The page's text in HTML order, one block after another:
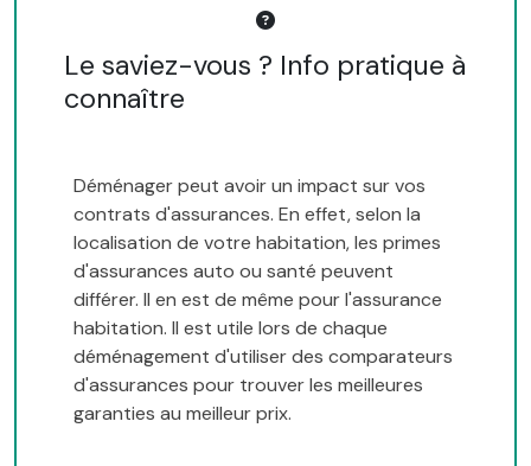
Le saviez-vous ? Info pratique à
connaître
Déménager peut avoir un impact sur vos
contrats d'assurances. En effet, selon la
localisation de votre habitation, les primes
d'assurances auto ou santé peuvent
différer. Il en est de même pour l'assurance
habitation. Il est utile lors de chaque
déménagement d'utiliser des comparateurs
d'assurances pour trouver les meilleures
garanties au meilleur prix.